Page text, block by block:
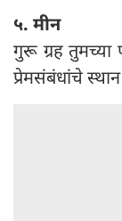
५. मीन
गुरू ग्रह तुमच्या
प्रेमसंबंधांचे